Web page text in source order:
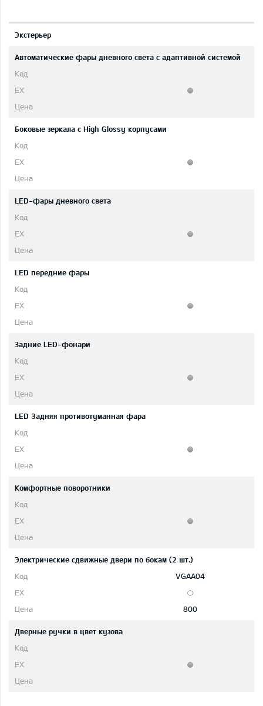
Экстерьер
Автоматические фары дневного света с адаптивной системой
Боковые зеркала с High Glossy корпусами
LED-фары дневного света
LED передние фары
Задние LED-фонари
LED 3адняя противотуманная фара
Комфортные поворотники
Электрические сдвижные двери по бокам (2 шт.)
VGAA04
800
Дверные ручки в цвет кузова